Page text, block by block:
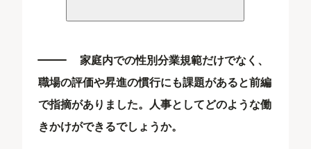
家庭内での性別分業規範だけでなく、
職場の評価や昇進の慣行にも課題があると前編
で指摘がありました。人事としてどのような働
きかけができるでしょうか。